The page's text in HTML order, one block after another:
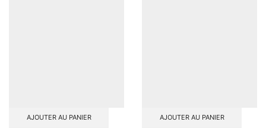
AJOUTER AU PANIER AJOUTER AU PANIER